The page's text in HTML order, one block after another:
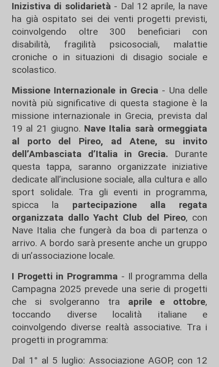
Inizistiva di solidarietà - Dal 12 aprile, la nave
ha già ospitato sei dei venti progetti previsti,
coinvolgendo oltre 300 beneficiari con
disabilità, fragilità psicosociali, malattie
croniche o in situazioni di disagio sociale e
scolastico.
Missione Internazionale in Grecia - Una delle
novità più significative di questa stagione è la
missione internazionale in Grecia, prevista dal
19 al 21 giugno. Nave Italia sarà ormeggiata
al porto del Pireo, ad Atene, su invito
dell’Ambasciata d’Italia in Grecia. Durante
questa tappa, saranno organizzate iniziative
dedicate all’inclusione sociale, alla cultura e allo
sport solidale. Tra gli eventi in programma,
spicca la partecipazione alla regata
organizzata dallo Yacht Club del Pireo, con
Nave Italia che fungerà da boa di partenza o
arrivo. A bordo sarà presente anche un gruppo
di un’associazione locale.
I Progetti in Programma - Il programma della
Campagna 2025 prevede una serie di progetti
che si svolgeranno tra aprile e ottobre,
toccando diverse località italiane e
coinvolgendo diverse realtà associative. Tra i
progetti in programma:
Dal 1° al 5 luglio: Associazione AGOP, con 12